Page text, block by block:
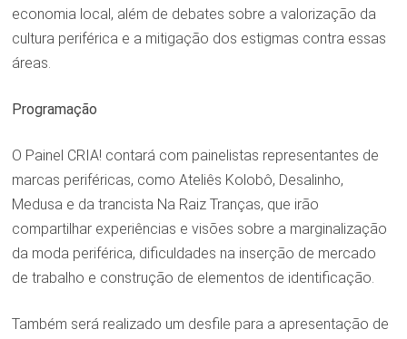
economia local, além de debates sobre a valorização da
cultura periférica e a mitigação dos estigmas contra essas
áreas.
Programação
O Painel CRIA! contará com painelistas representantes de
marcas periféricas, como Ateliês Kolobô, Desalinho,
Medusa e da trancista Na Raiz Tranças, que irão
compartilhar experiências e visões sobre a marginalização
da moda periférica, dificuldades na inserção de mercado
de trabalho e construção de elementos de identificação.
Também será realizado um desfile para a apresentação de